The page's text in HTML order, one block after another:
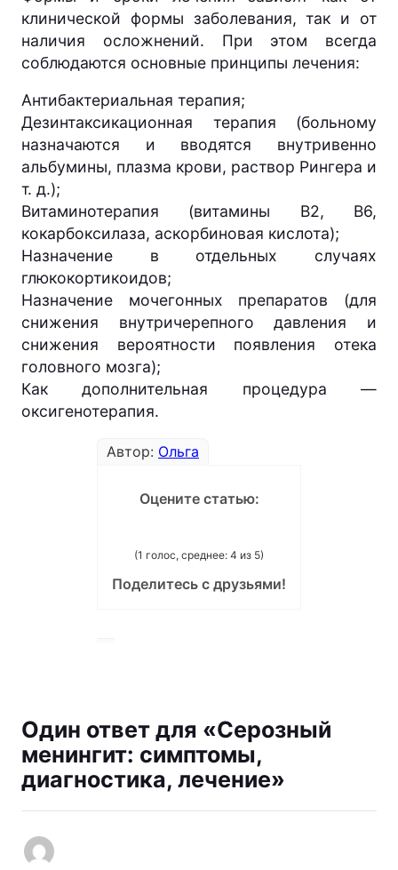
клинической формы заболевания, так и от
наличия осложнений. При этом всегда
соблюдаются основные принципы лечения:
Антибактериальная терапия;
Дезинтаксикационная терапия (больному
назначаются и вводятся внутривенно
альбумины, плазма крови, раствор Рингера и
т. д.);
Витаминотерапия (витамины В2, В6,
кокарбоксилаза, аскорбиновая кислота);
Назначение в отдельных случаях
глюкокортикоидов;
Назначение мочегонных препаратов (для
снижения внутричерепного давления и
снижения вероятности появления отека
головного мозга);
Как дополнительная процедура —
оксигенотерапия.
Автор: Ольга
Оцените статью:
(1 голос, среднее: 4 из 5)
Поделитесь с друзьями!
Один ответ для «Серозный
менингит: симптомы,
диагностика, лечение»